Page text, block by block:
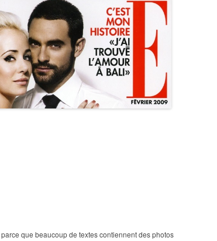
que beaucoup de textes contiennent des photos